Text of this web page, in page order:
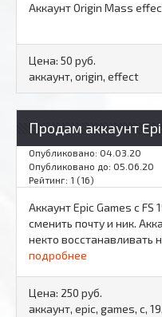
Аккаунт Origin Mass
Цена: 50 руб.
аккаунт, origin, effect
Продам аккаунт
Опубликовано: 04.03.20
Опубликовано до: 05.06.20
Рейтинг: 1 (16)
Аккаунт Epic Games с
сменить почту и ник.
некто восстанавливать
подробнее
Цена: 250 руб.
аккаунт, epic, games, с,